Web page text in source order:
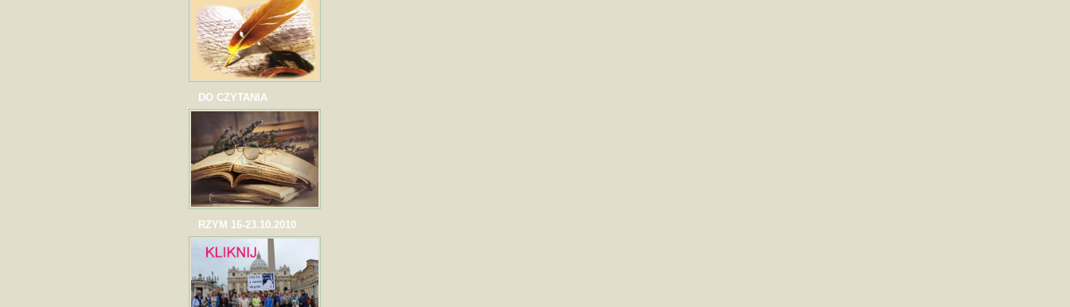
DO CZYTANIA
RZYM 16-23.10.2010